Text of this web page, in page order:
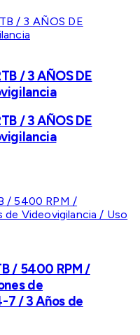
/ 3 AÑOS DE
/ 3 AÑOS DE
/ 5400 RPM /
de
7 / 3 Años de